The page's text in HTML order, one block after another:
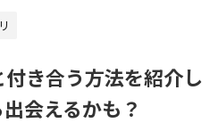
き合う方法を紹介し
会えるかも？